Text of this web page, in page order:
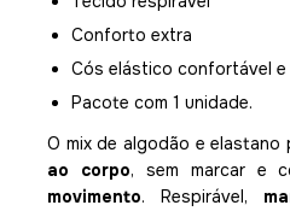
Conforto extra
Cós elástico confortável
Pacote com 1 unidade.
O mix de algodão e elastano
ao corpo, sem marcar e
movimento. Respirável,